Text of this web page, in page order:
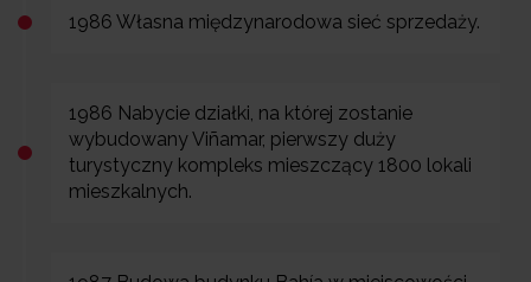
1986 Własna międzynarodowa sieć sprzedaży.
1986 Nabycie działki, na której zostanie
wybudowany Viñamar, pierwszy duży
turystyczny kompleks mieszczący 1800 lokali
mieszkalnych.